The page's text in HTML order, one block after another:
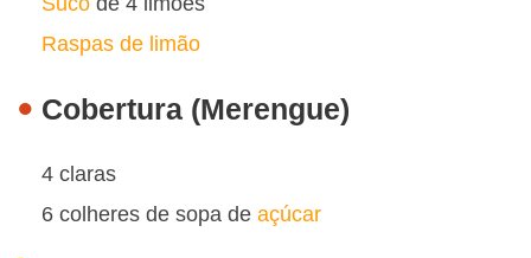
Raspas de limão
Cobertura (Merengue)
4 claras
6 colheres de sopa de açúcar